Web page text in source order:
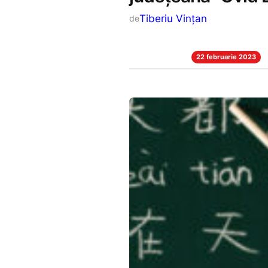
deTiberiu Vințan
22 februarie 2023